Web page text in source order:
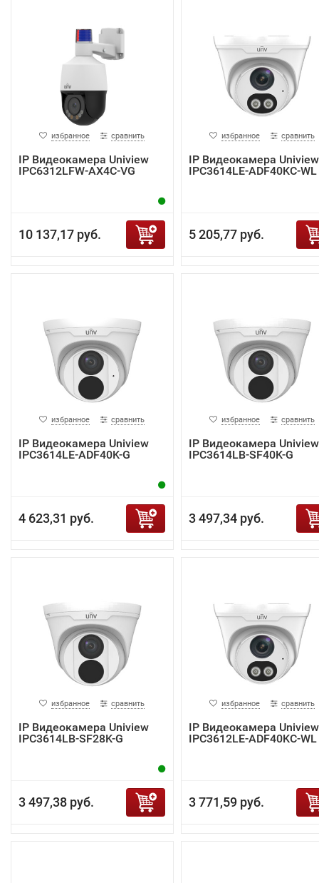
избранное сравнить
IP Видеокамера Uniview
IPC6312LFW-AX4C-VG
10 137,17 руб.
избранное сравнить
IP Видеокамера Uniview
IPC3614LE-ADF40KC-WL
5 205,77 руб.
избранное сравнить
IP Видеокамера Uniview
IPC3614LE-ADF40K-G
4 623,31 руб.
избранное сравнить
IP Видеокамера Uniview
IPC3614LB-SF40K-G
3 497,34 руб.
избранное сравнить
IP Видеокамера Uniview
IPC3614LB-SF28K-G
3 497,38 руб.
избранное сравнить
IP Видеокамера Uniview
IPC3612LE-ADF40KC-WL
3 771,59 руб.